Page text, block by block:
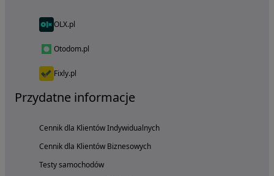
OLX.pl
Otodom.pl
Fixly.pl
Przydatne informacje
Cennik dla Klientów Indywidualnych
Cennik dla Klientów Biznesowych
Testy samochodów